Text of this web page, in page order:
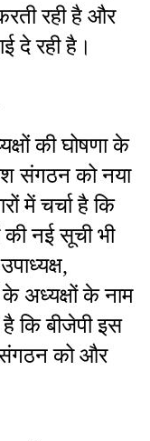
रही है और
दे रही है।
की घोषणा के
संगठन को नया
में चर्चा है कि
की नई सूची भी
के अध्यक्षों के नाम
कि बीजेपी इस
संगठन को और